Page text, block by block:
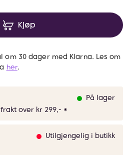
Kjøp
om 30 dager med Klarna. Les om
her.
På lager
over kr 299,- *
Utilgjengelig i butikk